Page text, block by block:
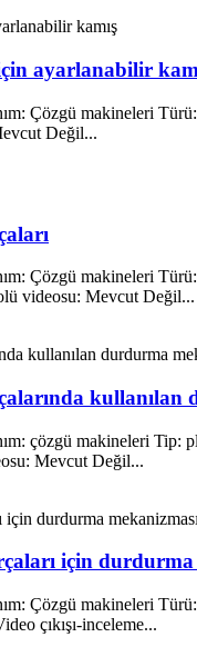
ayarlanabilir
Çözgü makineleri
Değil...
Çözgü makineleri
videosu: Mevcut Değil...
çözgü makineleri
Mevcut Değil...
için durdurma
Çözgü makineleri
çıkışı-inceleme...